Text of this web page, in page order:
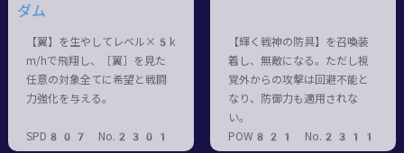
ダム
【翼】を生やしてレベル×5k
m/hで飛翔し、［翼］を見た
任意の対象全てに希望と戦闘
力強化を与える。
SPD807 No.2301
【輝く戦神の防具】を召喚装
着し、無敵になる。ただし視
覚外からの攻撃は回避不能と
なり、防御力も適用されな
い。
POW821 No.2311